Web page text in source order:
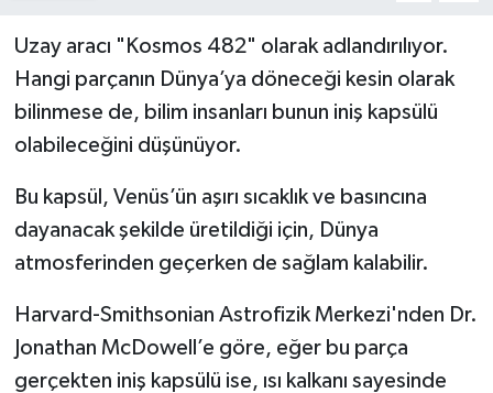
Uzay aracı "Kosmos 482" olarak adlandırılıyor.
Hangi parçanın Dünya’ya döneceği kesin olarak
bilinmese de, bilim insanları bunun iniş kapsülü
olabileceğini düşünüyor.
Bu kapsül, Venüs’ün aşırı sıcaklık ve basıncına
dayanacak şekilde üretildiği için, Dünya
atmosferinden geçerken de sağlam kalabilir.
Harvard-Smithsonian Astrofizik Merkezi'nden Dr.
Jonathan McDowell’e göre, eğer bu parça
gerçekten iniş kapsülü ise, ısı kalkanı sayesinde